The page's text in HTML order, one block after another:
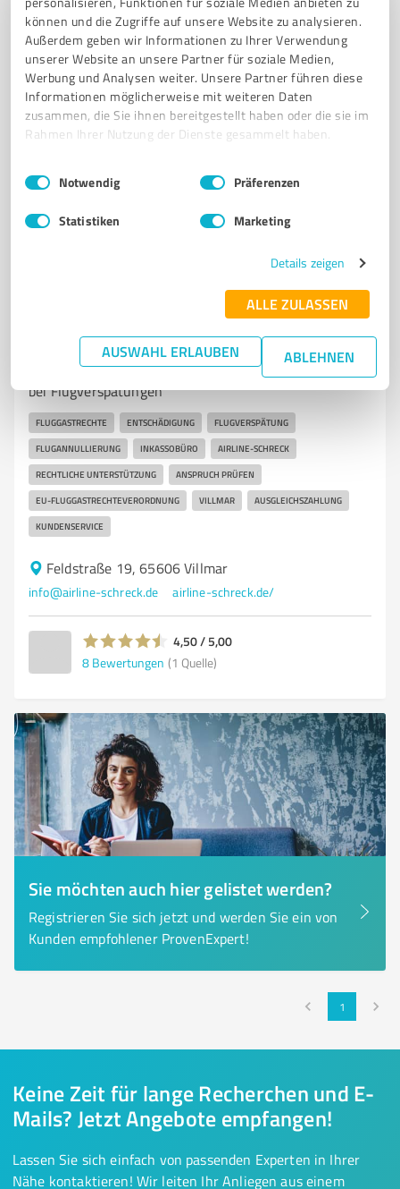
können und die Zugriffe auf unsere Website zu analysieren.
Außerdem geben wir Informationen zu Ihrer Verwendung
unserer Website an unsere Partner für soziale Medien,
Werbung und Analysen weiter. Unsere Partner führen diese
Informationen möglicherweise mit weiteren Daten
zusammen, die Sie ihnen bereitgestellt haben oder die sie im
Rahmen Ihrer Nutzung der Dienste gesammelt haben.
Impressum Datenschutzbestimmungen
Einwilligungsauswahl
Notwendig Präferenzen
Statistiken Marketing
Details zeigen
ALLE ZULASSEN
AUSWAHL ERLAUBEN ABLEHNEN
VERMÖGENSAUFBAU & GELDANLAGE VERTRAGS- UND FINANZCHECK
PERSÖNLICHE BERATUNG
STEUEROPTIMIERTE GELDANLAGE AUCH IM BEREICH SCHENKUNGSSTEUER
Fronstr. 21a, 65594 Runkel
Tel. +49 175 1830628
frank.schartel@fp-finanzpartner.de
4,75 / 5,00
(3 Quellen)
airline-schreck.de Villmar
Inkassobüro für Fluggastrechte und Entschädigungen
bei Flugverspätungen
FLUGGASTRECHTE ENTSCHÄDIGUNG FLUGVERSPÄTUNG
FLUGANNULLIERUNG INKASSOBÜRO AIRLINE-SCHRECK
RECHTLICHE UNTERSTÜTZUNG ANSPRUCH PRÜFEN
EU-FLUGGASTRECHTEVERORDNUNG VILLMAR AUSGLEICHSZAHLUNG
KUNDENSERVICE
Feldstraße 19, 65606 Villmar
info@airline-schreck.de airline-schreck.de/
4,50 / 5,00
8 Bewertungen (1 Quelle)
Sie möchten auch hier gelistet werden?
Registrieren Sie sich jetzt und werden Sie ein von
Kunden empfohlener ProvenExpert!
1
Keine Zeit für lange Recherchen und E-
Mails? Jetzt Angebote empfangen!
Lassen Sie sich einfach von passenden Experten in Ihrer
Nähe kontaktieren! Wir leiten Ihr Anliegen aus einem